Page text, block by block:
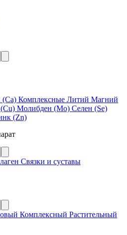
(Са) Комплексные Литий Магний
Молибден (Мо) Селен (Se)
(Zn)
Связки и суставы
Комплексный Растительный